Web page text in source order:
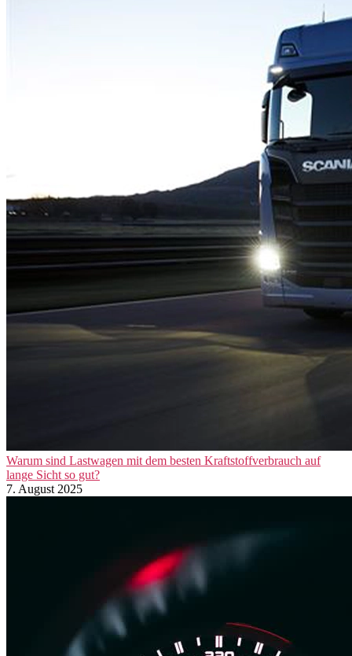
Warum sind Lastwagen mit dem besten Kraftstoffverbrauch auf
lange Sicht so gut?
7. August 2025